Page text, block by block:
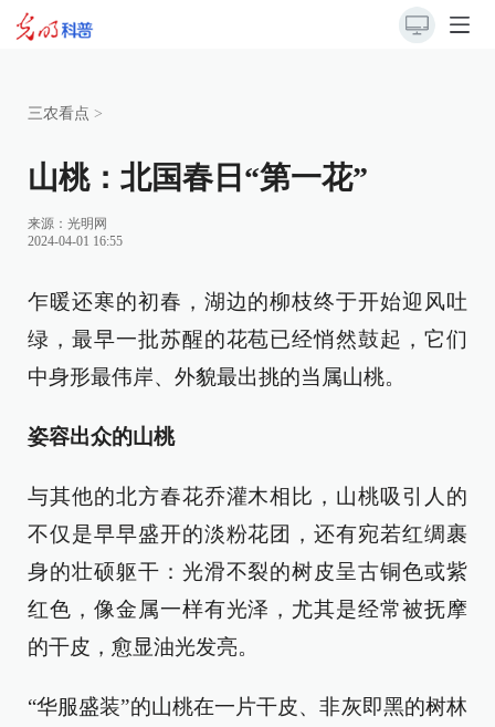
三农看点 >
山桃：北国春日“第一花”
来源： 光明网
2024-04-01 16:55
乍暖还寒的初春，湖边的柳枝终于开始迎风吐
绿，最早一批苏醒的花苞已经悄然鼓起，它们
中身形最伟岸、外貌最出挑的当属山桃。
姿容出众的山桃
与其他的北方春花乔灌木相比，山桃吸引人的
不仅是早早盛开的淡粉花团，还有宛若红绸裹
身的壮硕躯干：光滑不裂的树皮呈古铜色或紫
红色，像金属一样有光泽，尤其是经常被抚摩
的干皮，愈显油光发亮。
“华服盛装”的山桃在一片干皮、非灰即黑的树林